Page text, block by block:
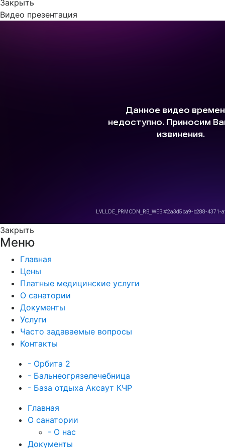
Закрыть
Видео презентация
Закрыть
Меню
Главная
Цены
Платные медицинские услуги
О санатории
Документы
Услуги
Часто задаваемые вопросы
Контакты
- Орбита 2
- Бальнеогрязелечебница
- База отдыха Аксаут КЧР
Главная
О санатории
- О нас
Документы